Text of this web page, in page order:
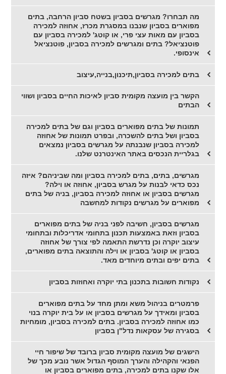
מה תבחרו? מגרשים בסביון בשטח סביון הרחבה, בתים
מפוארים בסביון שנבנו במסגרת מכרז, אחוזה למכירה
בסביון עם מאות עצי פרי, או קוטג' למכירה בסביון עם
פוטנציאל? בתים ומגרשים למכירה בסביון, פוטנציאל
אינסופי.
בתים למכירה בסביון,תיכנון,בנייה,עיצוב
הקשר בין מועצה מקומית סביון לאיכות החיים בסביון ושווי
הבתים
תמונות של בתים מפוארים בסביון וגם של בתים למכירה
בסביון ושל בתים להשכרה, ובפרט תמונות של אחוזה
למכירה בסביון שנבנתה על מגרשים בסביון נמצאים
בגלריית הנכסים באתר האינטרנט שלנו.
מגרשים, בתים, בתים למכירה בסביון ומה שביניהם? איזה
נכס כדאי לבנות על מגרש בסביון, אחוזה או וילה?
מגרשים בסביון או אחוזה למכירה בסביון, בניה של בתים
מפוארים על מגרשים נקודות למחשבה
מגרשים בסביון, חשיבה לפני בניה של בתים מפוארים
בסביון וזאת באמצעות תכנון בתחומי אדריכלות ובתחומי
עיצוב יוקרה וכן נדרשת התאמה לפי צורך של אחוזה
בסביון או קוטג' בסביון או וילה והתוצאה בתים מפוארים,
בתים יפים ובתים מיוחדים מאד.
נקודות חשובות בתכנון בתי יוקרה ואחוזות בסביון
פרמטרים בניהול משא ומתן מחד על בתים מפוארים
בסביון ומאידך על מגרשים בסביון או על בית יוקרה בנוי
כמו אחוזה למכירה בסביון. בתים למכירה בסביון, מומחיות
בסגירה של עסקאות נדל"ן בסביון
הישגים של מועצה מקומית סביון ברובד של שיפור חיי
הפנאי והקהילה והערך המוסף הגדול אשר נובע מכך של
אלו שקנו בתים למכירה, בתים מפוארים בסביון או